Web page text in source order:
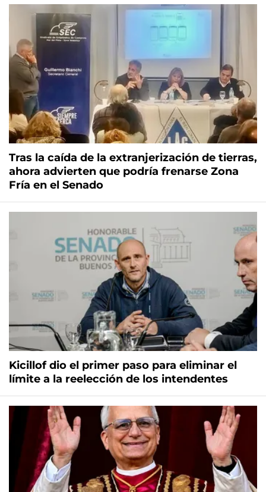
Tras la caída de la extranjerización de tierras,
ahora advierten que podría frenarse Zona
Fría en el Senado
Kicillof dio el primer paso para eliminar el
límite a la reelección de los intendentes